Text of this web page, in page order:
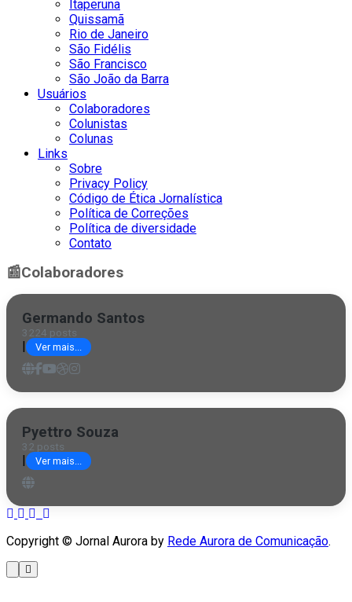
Itaperuna
Quissamã
Rio de Janeiro
São Fidélis
São Francisco
São João da Barra
Usuários
Colaboradores
Colunistas
Colunas
Links
Sobre
Privacy Policy
Código de Ética Jornalística
Política de Correções
Política de diversidade
Contato
📰Colaboradores
Germando Santos
3224 posts
Ver mais...
Pyettro Souza
32 posts
Ver mais...
Copyright © Jornal Aurora by Rede Aurora de Comunicação.